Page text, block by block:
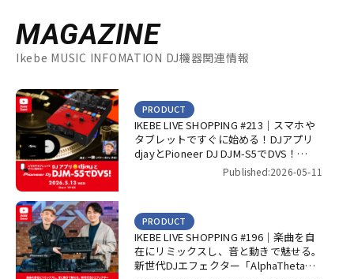
MAGAZINE
Ikebe MUSIC INFOMATION DJ機器関連情報
IKEBE LIVE SHOPPING #213｜スマホや
タブレットですぐに始める！DJアプリ
djayとPioneer DJ DJM-S5でDVS！
【presented by パワーDJ’s 渋谷】
PRODUCT
Published:2026-05-11
IKEBE LIVE SHOPPING #196｜楽曲を自
在にリミックスし、音と動きで魅せる。
新世代DJエフェクター「AlphaTheta
PRODUCT